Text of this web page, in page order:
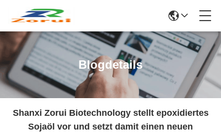
Blogdetails
Shanxi Zorui Biotechnology stellt epoxidiertes
Sojaöl vor und setzt damit einen neuen